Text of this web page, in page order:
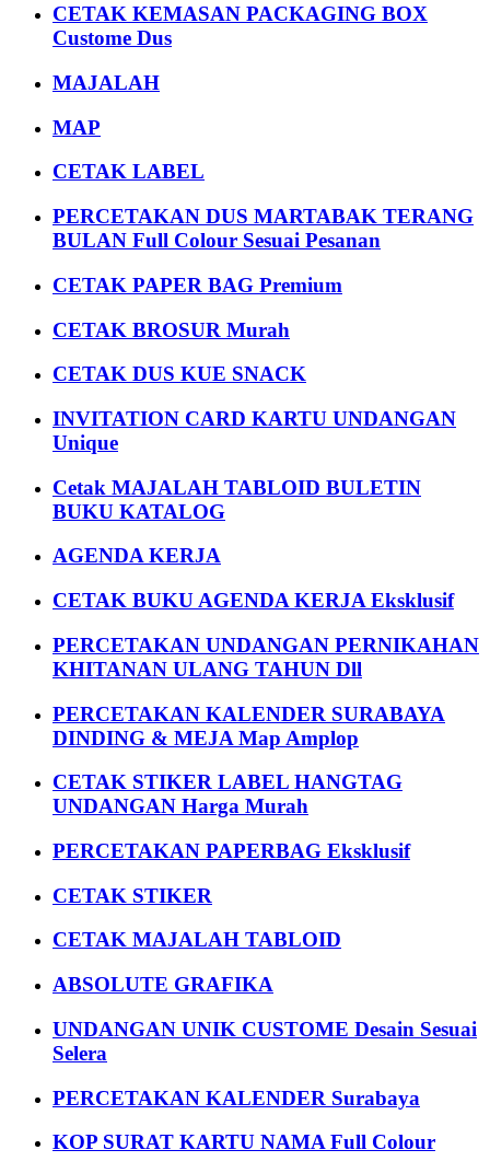
CETAK KEMASAN PACKAGING BOX
Custome Dus
MAJALAH
MAP
CETAK LABEL
PERCETAKAN DUS MARTABAK TERANG
BULAN Full Colour Sesuai Pesanan
CETAK PAPER BAG Premium
CETAK BROSUR Murah
CETAK DUS KUE SNACK
INVITATION CARD KARTU UNDANGAN
Unique
Cetak MAJALAH TABLOID BULETIN
BUKU KATALOG
AGENDA KERJA
CETAK BUKU AGENDA KERJA Eksklusif
PERCETAKAN UNDANGAN PERNIKAHAN
KHITANAN ULANG TAHUN Dll
PERCETAKAN KALENDER SURABAYA
DINDING & MEJA Map Amplop
CETAK STIKER LABEL HANGTAG
UNDANGAN Harga Murah
PERCETAKAN PAPERBAG Eksklusif
CETAK STIKER
CETAK MAJALAH TABLOID
ABSOLUTE GRAFIKA
UNDANGAN UNIK CUSTOME Desain Sesuai
Selera
PERCETAKAN KALENDER Surabaya
KOP SURAT KARTU NAMA Full Colour